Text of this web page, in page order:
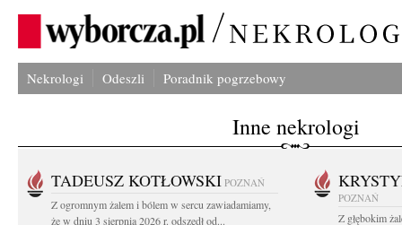
Nekrologi Odeszli Poradnik pogrzebowy
Inne nekrologi
TADEUSZ KOTŁOWSKI POZNAŃ
Z ogromnym żalem i bólem w sercu zawiadamiamy,
że w dniu 3 sierpnia 2026 r. odszedł od...
POZNAŃ
Z głębokim